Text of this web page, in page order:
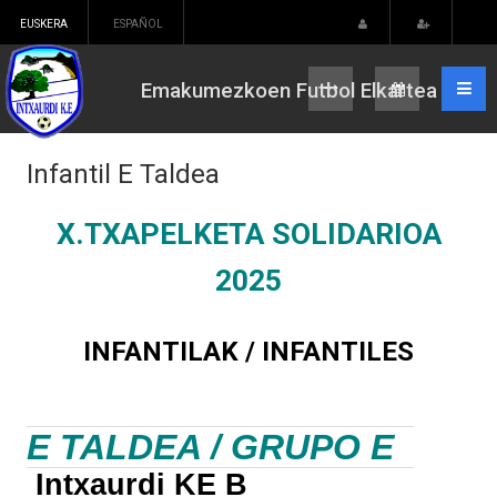
EUSKERA ESPAÑOL
Emakumezkoen Futbol Elkartea
Infantil E Taldea
X.TXAPELKETA SOLIDARIOA
2025
INFANTILAK / INFANTILES
E TALDEA / GRUPO E
Intxaurdi KE B